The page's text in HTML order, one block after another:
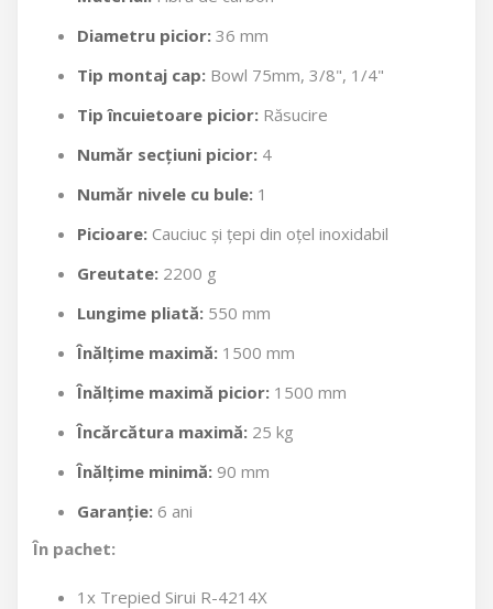
Diametru picior: 36 mm
Tip montaj cap: Bowl 75mm, 3/8", 1/4"
Tip încuietoare picior: Răsucire
Număr secțiuni picior: 4
Număr nivele cu bule: 1
Picioare: Cauciuc și țepi din oțel inoxidabil
Greutate: 2200 g
Lungime pliată: 550 mm
Înălțime maximă: 1500 mm
Înălțime maximă picior: 1500 mm
Încărcătura maximă: 25 kg
Înălțime minimă: 90 mm
Garanție: 6 ani
În pachet:
1x Trepied Sirui R-4214X